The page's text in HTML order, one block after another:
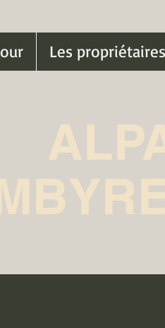
Les propriétaires